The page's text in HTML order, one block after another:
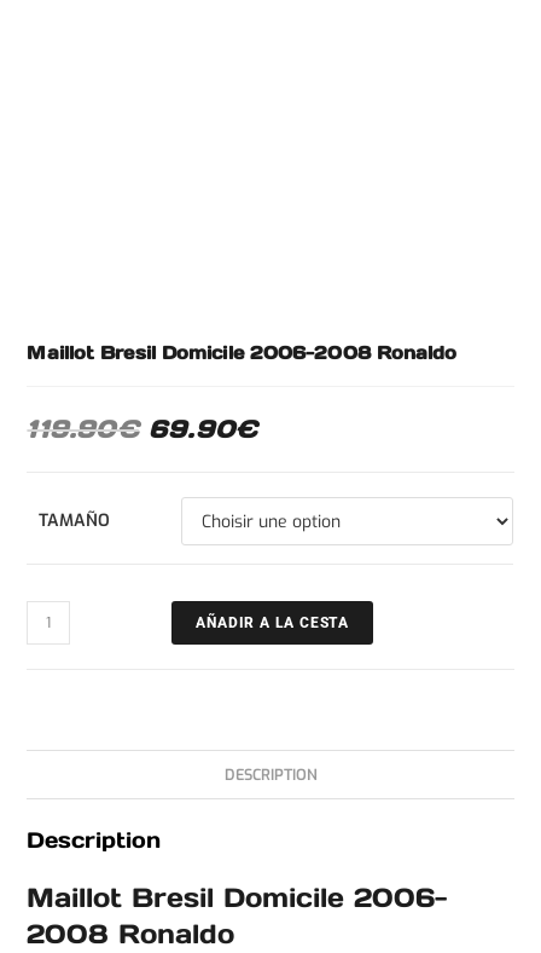
Maillot Bresil Domicile 2006-2008 Ronaldo
119.90€ 69.90€
TAMAÑO
AÑADIR A LA CESTA
DESCRIPTION
Description
Maillot Bresil Domicile 2006-
2008 Ronaldo